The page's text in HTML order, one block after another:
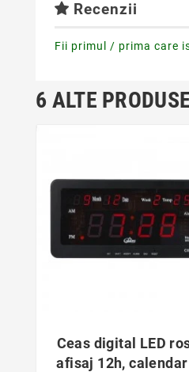
Recenzii
Fii primul / prima care
6 ALTE
Ceas digital LED
afisaj 12h,